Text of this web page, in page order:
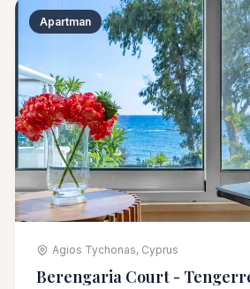
Apartman
Agios Tychonas, Cyprus
Berengaria Court -